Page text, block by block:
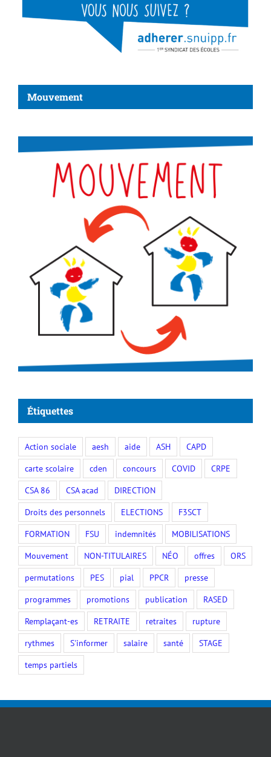
Mouvement
Étiquettes
Action sociale aesh aide ASH
CAPD
carte scolaire
cden concours COVID
CRPE
CSA 86
CSA acad
DIRECTION
Droits des personnels
ELECTIONS
F3SCT
FORMATION
FSU indemnités
MOBILISATIONS
Mouvement
NON-TITULAIRES NÉO offres
ORS
permutations
PES pial PPCR
presse
programmes
promotions publication
RASED
Remplaçant-es
RETRAITE retraites
rupture
rythmes
S'informer salaire santé
STAGE
temps partiels